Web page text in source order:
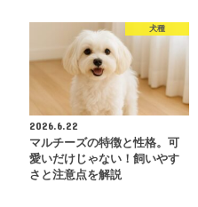
犬種
2026.6.22
マルチーズの特徴と性格。可
愛いだけじゃない！飼いやす
さと注意点を解説